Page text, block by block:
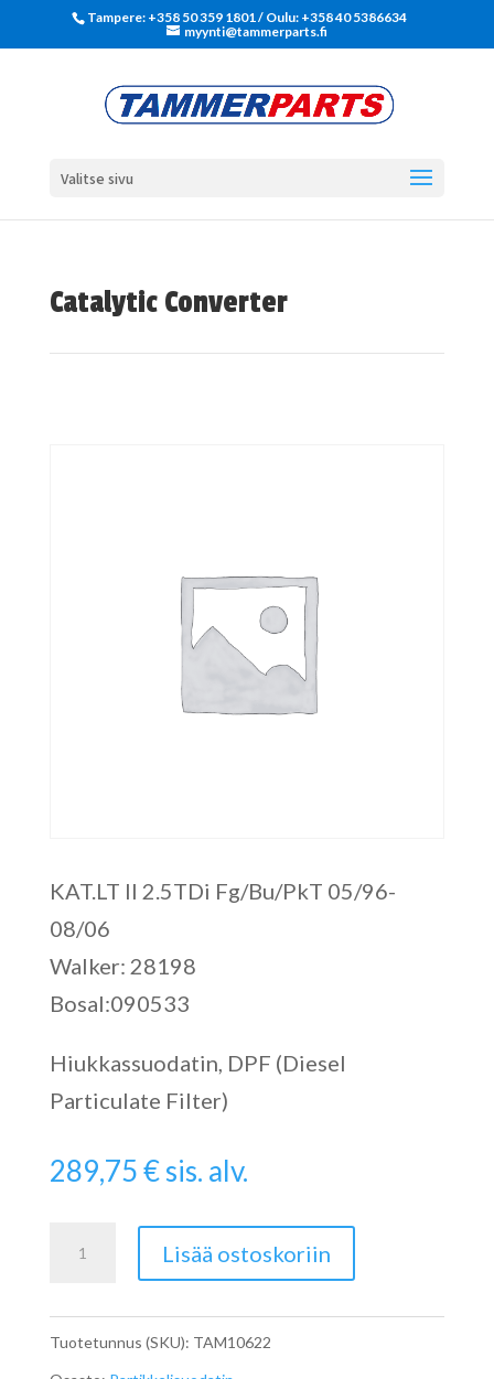
Tampere: +358 50 359 1801‬ / Oulu: +358 40 5386634
myynti@tammerparts.fi
Valitse sivu
Catalytic Converter
KAT.LT II 2.5TDi Fg/Bu/PkT 05/96-
08/06
Walker: 28198
Bosal:090533
Hiukkassuodatin, DPF (Diesel
Particulate Filter)
289,75€sis. alv.
Converter
määrä
Lisää ostoskoriin
Tuotetunnus (SKU): TAM10622